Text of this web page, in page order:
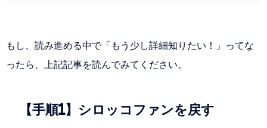
もし、読み進める中で「もう少し詳細知りたい！」ってな
ったら、上記記事を読んでみてください。
【手順1】シロッコファンを戻す